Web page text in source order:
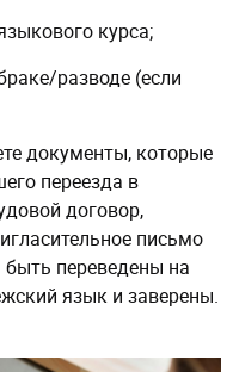
курса;
разводе (если
документы, которые
переезда в
договор,
письмо
переведены на
язык и заверены.